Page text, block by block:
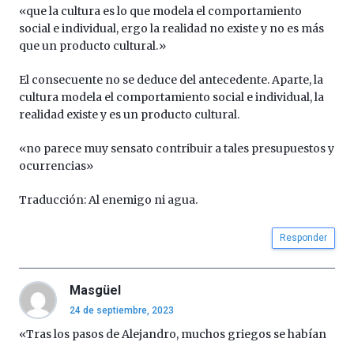
«que la cultura es lo que modela el comportamiento
social e individual, ergo la realidad no existe y no es más
que un producto cultural.»
El consecuente no se deduce del antecedente. Aparte, la
cultura modela el comportamiento social e individual, la
realidad existe y es un producto cultural.
«no parece muy sensato contribuir a tales presupuestos y
ocurrencias»
Traducción: Al enemigo ni agua.
Responder
Masgüel
24 de septiembre, 2023
«Tras los pasos de Alejandro, muchos griegos se habían